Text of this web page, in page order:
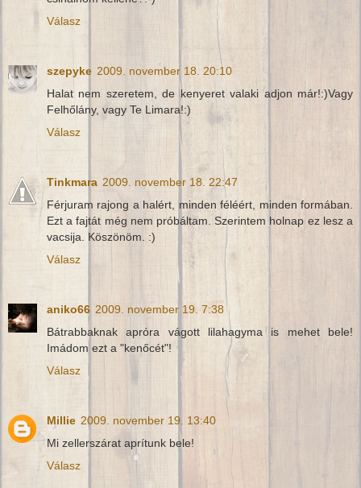
Válasz
szepyke 2009. november 18. 20:10
Halat nem szeretem, de kenyeret valaki adjon már!:)Vagy
Felhőlány, vagy Te Limara!:)
Válasz
Tinkmara 2009. november 18. 22:47
Férjuram rajong a halért, minden féléért, minden formában.
Ezt a fajtát még nem próbáltam. Szerintem holnap ez lesz a
vacsija. Köszönöm. :)
Válasz
aniko66 2009. november 19. 7:38
Bátrabbaknak apróra vágott lilahagyma is mehet bele!
Imádom ezt a "kenőcét"!
Válasz
Millie 2009. november 19. 13:40
Mi zellerszárat aprítunk bele!
Válasz